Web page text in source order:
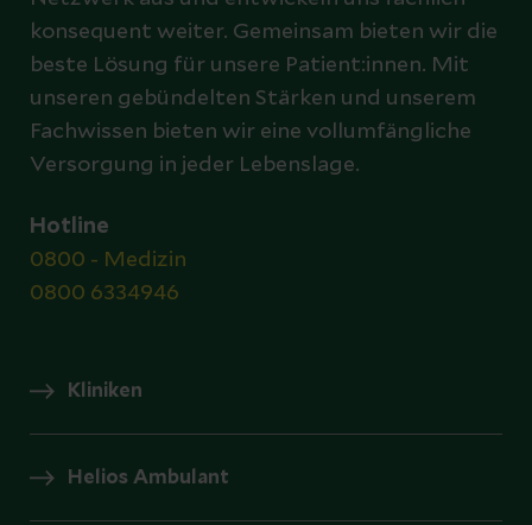
konsequent weiter. Gemeinsam bieten wir die
beste Lösung für unsere Patient:innen. Mit
unseren gebündelten Stärken und unserem
Fachwissen bieten wir eine vollumfängliche
Versorgung in jeder Lebenslage.
Hotline
0800 - Medizin
0800 6334946
Kliniken
Helios Ambulant